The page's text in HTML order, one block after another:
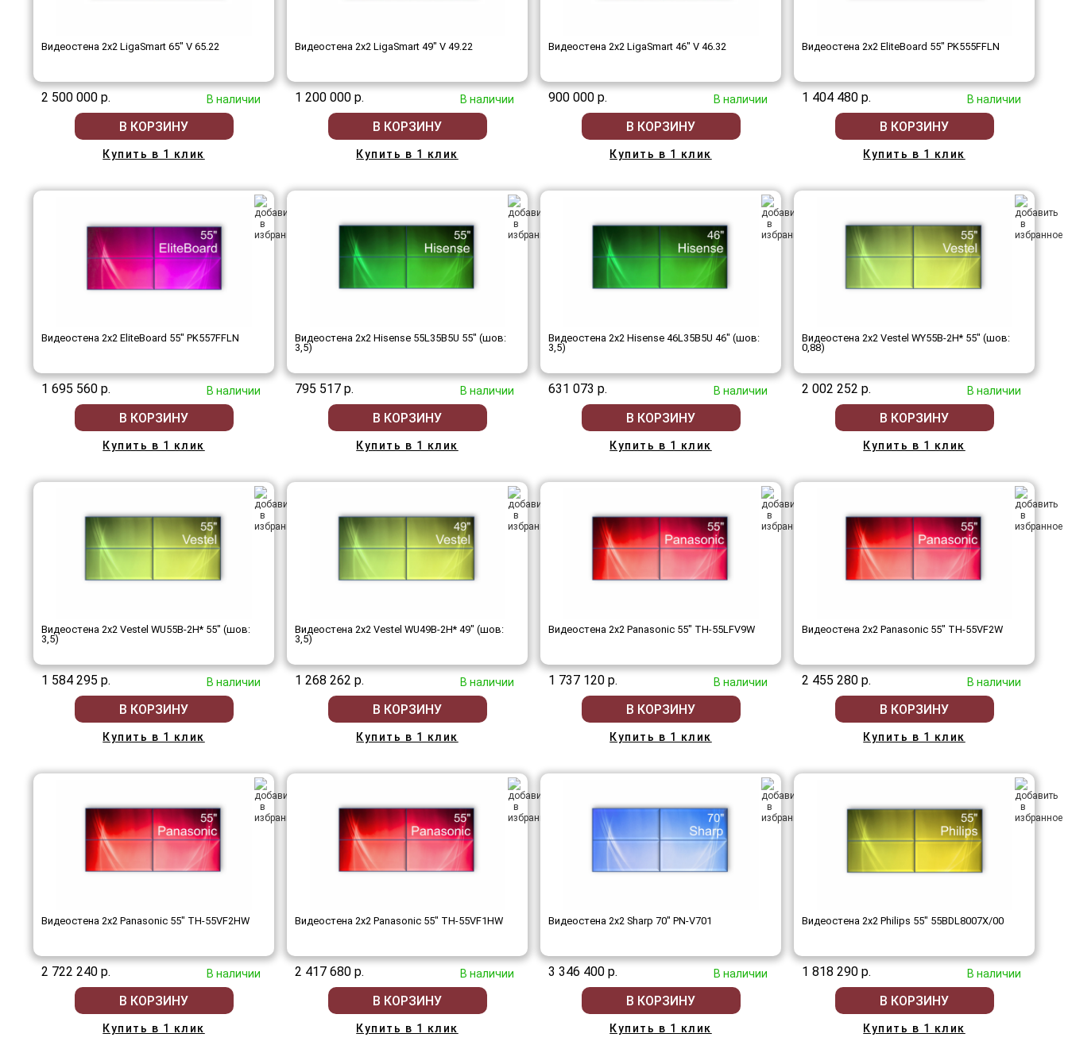
Видеостена 2x2 LigaSmart 65" V 65.22
2 500 000 р. В наличии
В КОРЗИНУ
Купить в 1 клик
Видеостена 2x2 LigaSmart 49" V 49.22
1 200 000 р. В наличии
В КОРЗИНУ
Купить в 1 клик
Видеостена 2x2 LigaSmart 46" V 46.32
900 000 р. В наличии
В КОРЗИНУ
Купить в 1 клик
Видеостена 2x2 EliteBoard 55" PK555FFLN
1 404 480 р. В наличии
В КОРЗИНУ
Купить в 1 клик
Видеостена 2x2 EliteBoard 55" PK557FFLN
1 695 560 р. В наличии
В КОРЗИНУ
Купить в 1 клик
Видеостена 2x2 Hisense 55L35B5U 55" (шов:
3,5)
795 517 р. В наличии
В КОРЗИНУ
Купить в 1 клик
Видеостена 2x2 Hisense 46L35B5U 46" (шов:
3,5)
631 073 р. В наличии
В КОРЗИНУ
Купить в 1 клик
Видеостена 2x2 Vestel WY55B-2H* 55" (шов:
0,88)
2 002 252 р. В наличии
В КОРЗИНУ
Купить в 1 клик
Видеостена 2x2 Vestel WU55B-2H* 55" (шов:
3,5)
1 584 295 р. В наличии
В КОРЗИНУ
Купить в 1 клик
Видеостена 2x2 Vestel WU49B-2H* 49" (шов:
3,5)
1 268 262 р. В наличии
В КОРЗИНУ
Купить в 1 клик
Видеостена 2x2 Panasonic 55" TH-55LFV9W
1 737 120 р. В наличии
В КОРЗИНУ
Купить в 1 клик
Видеостена 2x2 Panasonic 55" TH-55VF2W
2 455 280 р. В наличии
В КОРЗИНУ
Купить в 1 клик
Видеостена 2x2 Panasonic 55" TH-55VF2HW
2 722 240 р. В наличии
В КОРЗИНУ
Купить в 1 клик
Видеостена 2x2 Panasonic 55" TH-55VF1HW
2 417 680 р. В наличии
В КОРЗИНУ
Купить в 1 клик
Видеостена 2x2 Sharp 70" PN-V701
3 346 400 р. В наличии
В КОРЗИНУ
Купить в 1 клик
Видеостена 2x2 Philips 55" 55BDL8007X/00
1 818 290 р. В наличии
В КОРЗИНУ
Купить в 1 клик